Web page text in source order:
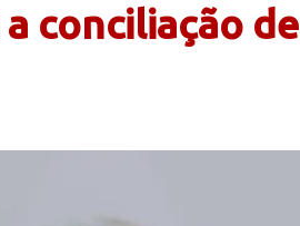
conciliação de